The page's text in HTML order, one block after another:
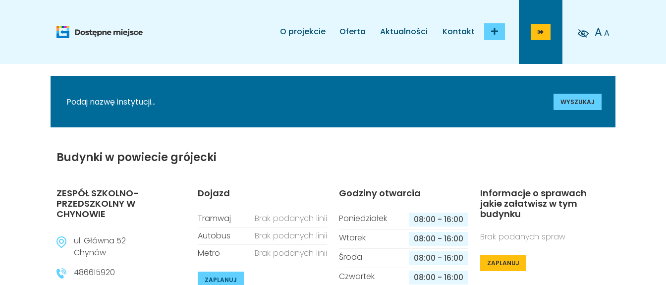
O projekcie Oferta Aktualności Kontakt A A
WYSZUKAJ
Budynki w powiecie grójecki
ZESPÓŁ SZKOLNO-
PRZEDSZKOLNY W
CHYNOWIE
ul. Główna 52
Chynów
486615920
Dojazd
Tramwaj
Brak podanych linii
Autobus
Brak podanych linii
Metro
Brak podanych linii
ZAPLANUJ
Godziny otwarcia
Poniedziałek 08:00 - 16:00
Wtorek
08:00 - 16:00
Środa
08:00 - 16:00
Czwartek
08:00 - 16:00
Informacje o sprawach
jakie załatwisz w tym
budynku
Brak podanych spraw
ZAPLANUJ